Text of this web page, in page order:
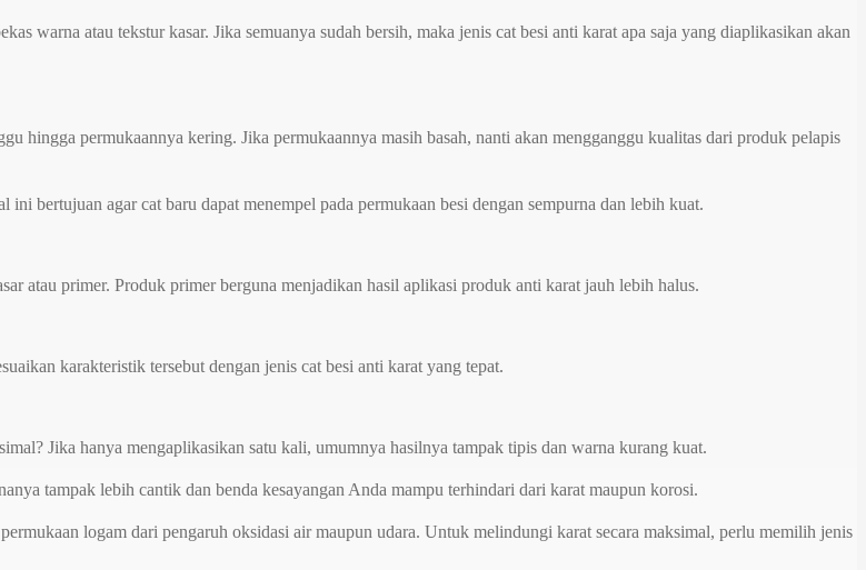
warna atau tekstur kasar. Jika semuanya sudah bersih, maka jenis cat besi anti karat apa saja yang diaplikasikan akan
hingga permukaannya kering. Jika permukaannya masih basah, nanti akan mengganggu kualitas dari produk pelapis
bertujuan agar cat baru dapat menempel pada permukaan besi dengan sempurna dan lebih kuat.
atau primer. Produk primer berguna menjadikan hasil aplikasi produk anti karat jauh lebih halus.
karakteristik tersebut dengan jenis cat besi anti karat yang tepat.
Jika hanya mengaplikasikan satu kali, umumnya hasilnya tampak tipis dan warna kurang kuat.
tampak lebih cantik dan benda kesayangan Anda mampu terhindari dari karat maupun korosi.
logam dari pengaruh oksidasi air maupun udara. Untuk melindungi karat secara maksimal, perlu memilih jenis